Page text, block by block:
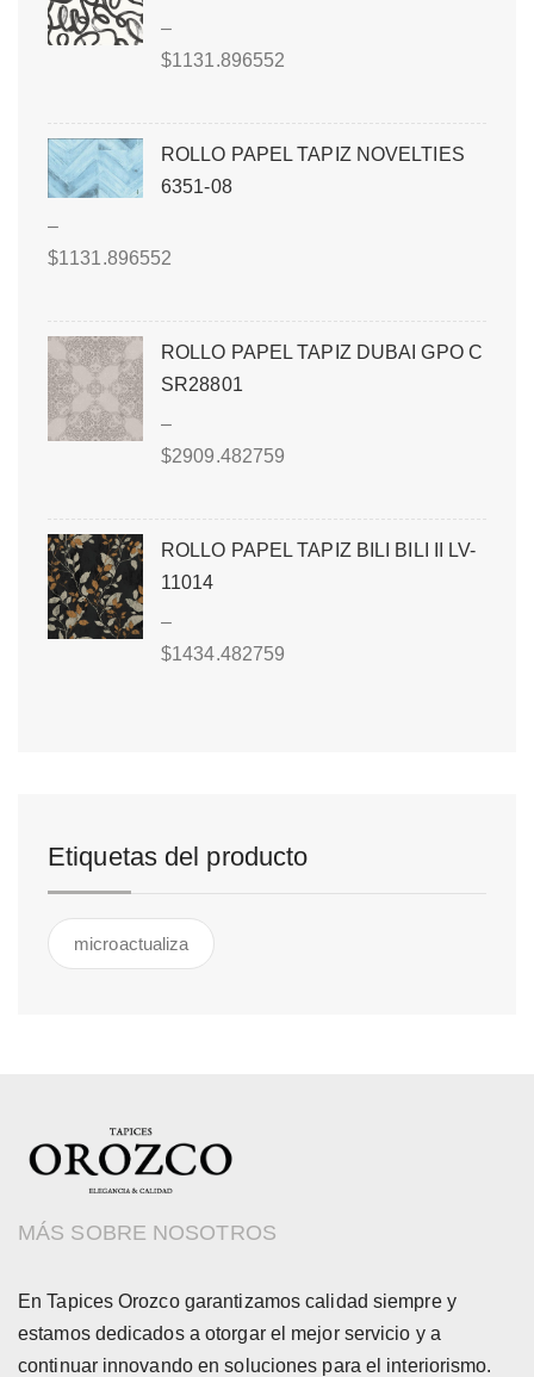
–
$1131.896552
ROLLO PAPEL TAPIZ NOVELTIES
6351-08
–
$1131.896552
ROLLO PAPEL TAPIZ DUBAI GPO C
SR28801
–
$2909.482759
ROLLO PAPEL TAPIZ BILI BILI II LV-
11014
–
$1434.482759
Etiquetas del producto
microactualiza
MÁS SOBRE NOSOTROS
En Tapices Orozco garantizamos calidad siempre y
estamos dedicados a otorgar el mejor servicio y a
continuar innovando en soluciones para el interiorismo.